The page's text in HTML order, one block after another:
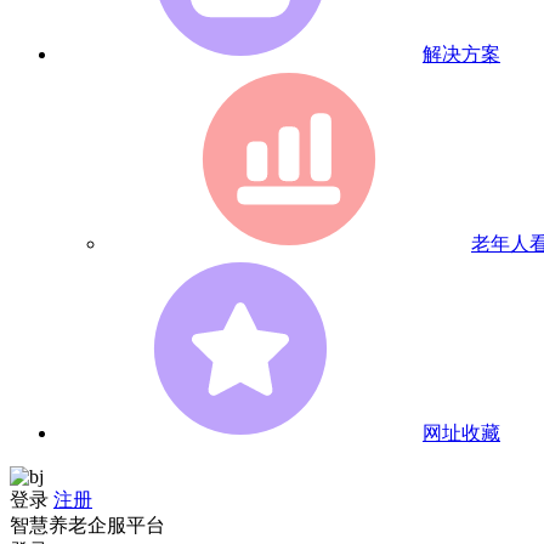
解决方案
老年人
网址收藏
登录 注册
智慧养老企服平台